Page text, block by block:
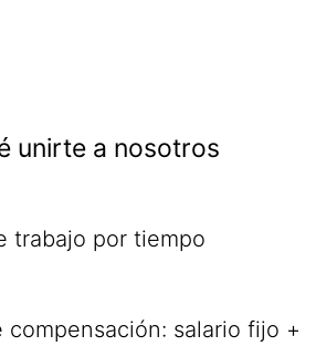
unirte a nosotros
trabajo por tiempo
compensación: salario fijo +